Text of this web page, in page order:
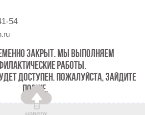
54
ЗАКРЫТ. МЫ ВЫПОЛНЯЕМ
РАБОТЫ.
ДОСТУПЕН. ПОЖАЛУЙСТА, ЗАЙДИТЕ
ПОЗЖЕ.